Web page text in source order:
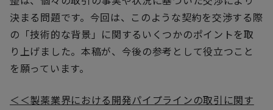
決まる問題です。今回は、このような契約を交渉する際
の「技術的な背景」に関するいくつかのポイントを取
り上げました。本稿が、今後の参考として役立つこと
を願っています。
＜＜製薬業界における開発パイプラインの取引に関す